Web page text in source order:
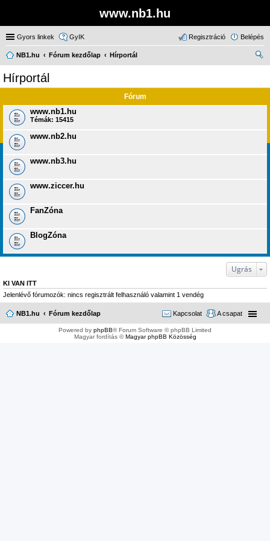
www.nb1.hu
Gyors linkek GyIK Belépés
Regisztráció
NB1.hu Fórum kezdőlap
Hírportál
Hírportál
Fórum
www.nb1.hu
Témák: 15415
www.nb2.hu
www.nb3.hu
www.ziccer.hu
FanZóna
BlogZóna
Ugrás
KI VAN ITT
Jelenlévő fórumozók: nincs regisztrált felhasználó valamint 1 vendég
NB1.hu Fórum kezdőlap A csapat
Kapcsolat
Powered by phpBB® Forum Software © phpBB Limited
Magyar fordítás ©Magyar phpBB Közösség